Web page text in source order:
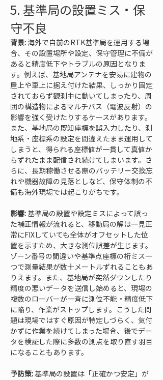
5. 基準局の設置ミス・保
守不良
背景: 海外で自前のRTK基準局を運用する場
合、その設置場所や設定、保守管理に不備が
あると精度低下やトラブルの原因となりま
す。例えば、基地局アンテナを安易に建物の
屋上や車上に据え付けた結果、しっかり固定
されておらず観測中に動いてしまったり、周
囲の構造物によるマルチパス（電波反射）の
影響を強く受けたりするケースがあります。
また、基地局の既知座標を誤入力したり、測
地系・座標系の設定を間違えたまま運用して
しまうと、得られる座標値が一貫して真値か
らずれたまま配信され続けてしまいます。さ
らに、長期稼働させる際のバッテリー交換忘
れや機器故障の見落としなど、保守体制の不
備も海外現場では起こりがちです。
影響: 基準局の設置や設定ミスによって誤っ
た補正情報が流れると、移動局の解は一見正
常にFIXしていても全体がオフセットした位
置を示すため、大きな測位誤差が生じます。
ゾーン番号の間違いや基準点座標の桁ミス一
つで測量結果が数十メートルずれることもあ
りえます。また、基地局が突然ダウンしたり
精度の悪いデータを送信し始めると、現場の
複数のローバーが一斉に測位不能・精度低下
に陥り、作業がストップします。こうした問
題は現場ではすぐ原因が特定しづらく、気付
かずに作業を続けてしまった場合、後でデー
タを検証した際に多数の測点を取り直す羽目
になることもあります。
予防策: 基準局の設置は「正確かつ安定」が